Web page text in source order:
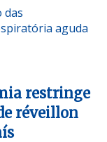
das
aguda
restringe
réveillon